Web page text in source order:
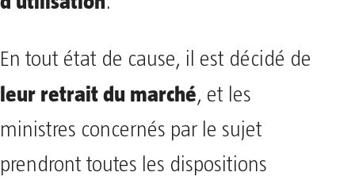
En tout état de cause, il est décidé de
leur retrait du marché, et les
ministres concernés par le sujet
prendront toutes les dispositions